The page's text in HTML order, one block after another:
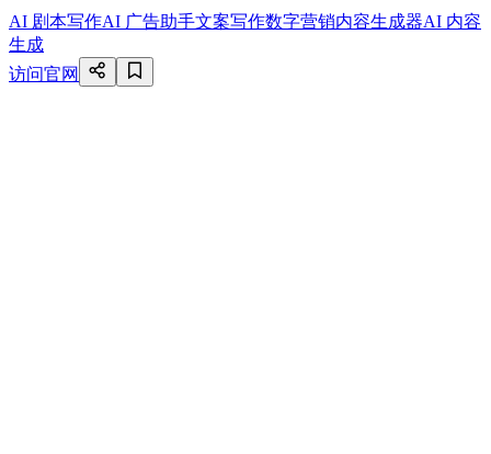
AI 剧本写作AI 广告助手文案写作数字营销内容生成器AI 内容
生成
访问官网